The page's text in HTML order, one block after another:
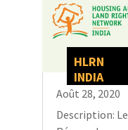
HLRN
INDIA
Août 28, 2020
Description: Le